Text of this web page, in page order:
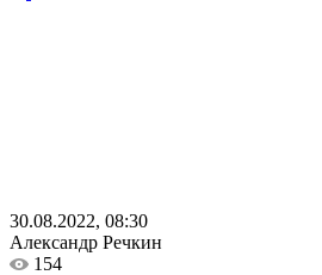
30.08.2022, 08:30
Александр Речкин
154